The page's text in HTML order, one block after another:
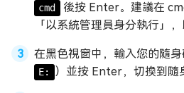
cmd
後按 Enter。建議在
「以系統管理員身分執行」
在黑色視窗中，輸入您的隨
E: ）並按 Enter，切換到隨